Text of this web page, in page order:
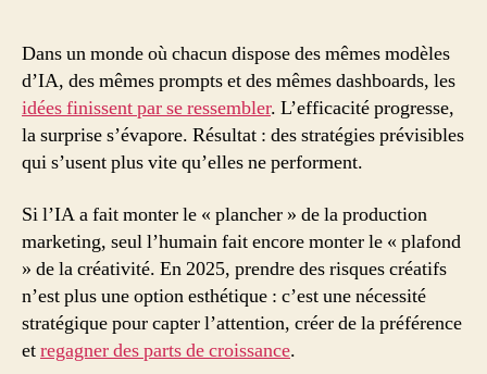
Dans un monde où chacun dispose des mêmes modèles
d’IA, des mêmes prompts et des mêmes dashboards, les
idées finissent par se ressembler. L’efficacité progresse,
la surprise s’évapore. Résultat : des stratégies prévisibles
qui s’usent plus vite qu’elles ne performent.
Si l’IA a fait monter le « plancher » de la production
marketing, seul l’humain fait encore monter le « plafond
» de la créativité. En 2025, prendre des risques créatifs
n’est plus une option esthétique : c’est une nécessité
stratégique pour capter l’attention, créer de la préférence
etregagner des parts de croissance.